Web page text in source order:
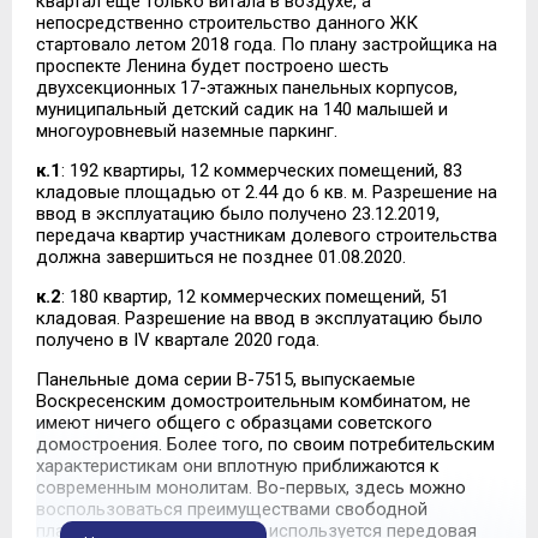
непосредственно строительство данного ЖК
стартовало летом 2018 года. По плану застройщика на
проспекте Ленина будет построено шесть
двухсекционных 17-этажных панельных корпусов,
муниципальный детский садик на 140 малышей и
многоуровневый наземные паркинг.
к.1: 192 квартиры, 12 коммерческих помещений, 83
кладовые площадью от 2.44 до 6 кв. м. Разрешение на
ввод в эксплуатацию было получено 23.12.2019,
передача квартир участникам долевого строительства
должна завершиться не позднее 01.08.2020.
к.2: 180 квартир, 12 коммерческих помещений, 51
кладовая. Разрешение на ввод в эксплуатацию было
получено в IV квартале 2020 года.
Панельные дома серии В-7515, выпускаемые
Воскресенским домостроительным комбинатом, не
имеют ничего общего с образцами советского
домостроения. Более того, по своим потребительским
характеристикам они вплотную приближаются к
современным монолитам. Во-первых, здесь можно
воспользоваться преимуществами свободной
планировки. Во-вторых, тут используется передовая